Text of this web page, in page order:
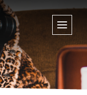
Toggle